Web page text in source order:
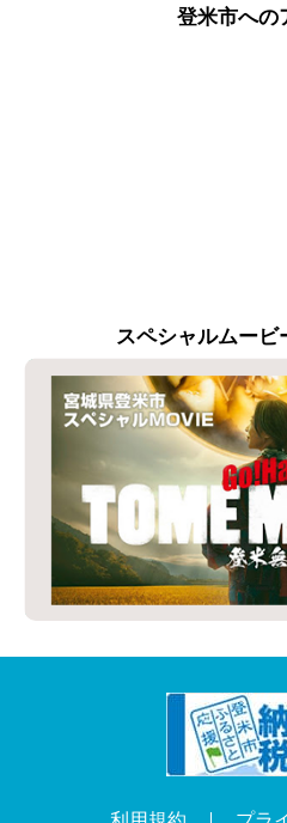
登米市への
スペシャルムービ